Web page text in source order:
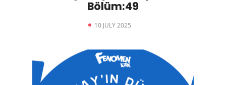
Bölüm:49
10 JULY 2025